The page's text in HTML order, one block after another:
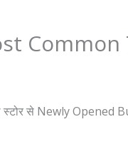
से Newly Opened